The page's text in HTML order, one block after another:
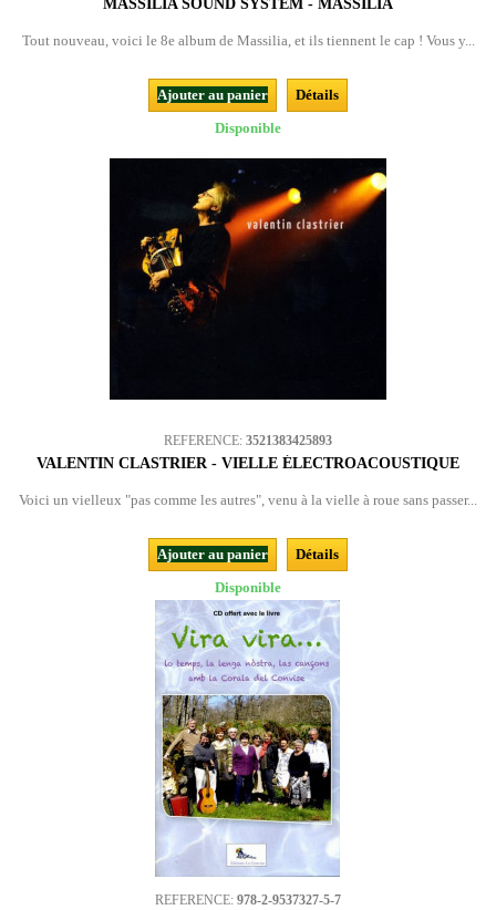
MASSILIA SOUND SYSTEM - MASSILIA
Tout nouveau, voici le 8e album de Massilia, et ils tiennent le cap ! Vous y...
Ajouter au panier
Détails
Disponible
REFERENCE: 3521383425893
VALENTIN CLASTRIER - VIELLE ÉLECTROACOUSTIQUE
Voici un vielleux "pas comme les autres", venu à la vielle à roue sans passer...
Ajouter au panier
Détails
Disponible
REFERENCE: 978-2-9537327-5-7